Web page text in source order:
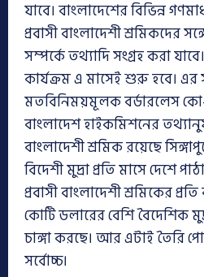
যাবে। বাংলাদেশের বিভিন্ন
প্রবাসী বাংলাদেশী শ্রমিকদের
সম্পর্কে তথ্যাদি সংগ্রহ করা
কার্যক্রম এ মাসেই শুরু হবে।
মতবিনিময়মূলক বর্ডারলেস
বাংলাদেশ হাইকমিশনের
বাংলাদেশী শ্রমিক রয়েছে
বিদেশী মুদ্রা প্রতি মাসে দেশে
প্রবাসী বাংলাদেশী শ্রমিকের
কোটি ডলারের বেশি বৈদেশিক
চাঙ্গা করছে। আর এটাই তৈরি
সর্বোচ্চ।